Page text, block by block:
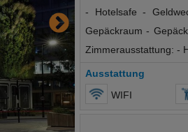
- Hotelsafe -
Gepäckraum -
Zimmerausstattung: -
- Bar -
Kinderhochstuhl
American Express -
Ausstattung
WIFI